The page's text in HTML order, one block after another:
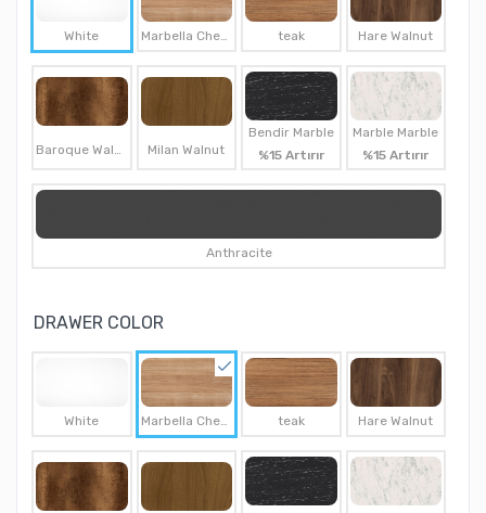
White Marbella Cherry teak Hare Walnut
Baroque Walnut Milan Walnut
Bendir Marble
%15 Artırır
Marble Marble
%15 Artırır
Anthracite
DRAWER COLOR
White Marbella Cherry teak Hare Walnut